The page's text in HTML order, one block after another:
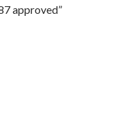
approved”